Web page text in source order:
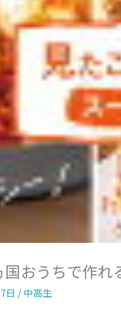
国おうちで作れ
日 / 中高生